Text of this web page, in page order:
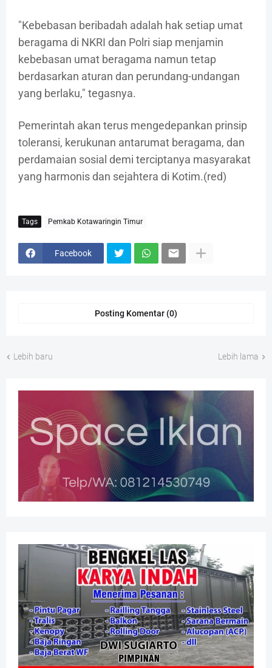
"Kebebasan beribadah adalah hak setiap umat
beragama di NKRI dan Polri siap menjamin
kebebasan umat beragama namun tetap
berdasarkan aturan dan perundang-undangan
yang berlaku," tegasnya.
Pemerintah akan terus mengedepankan prinsip
toleransi, kerukunan antarumat beragama, dan
perdamaian sosial demi terciptanya masyarakat
yang harmonis dan sejahtera di Kotim.(red)
Tags Pemkab Kotawaringin Timur
Facebook
Posting Komentar (0)
Lebih baru Lebih lama